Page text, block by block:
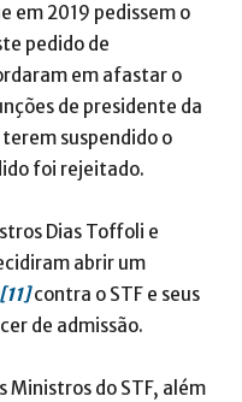
em 2019 pedissem o
pedido de
em afastar o
de presidente da
suspendido o
foi rejeitado.
Dias Toffoli e
abrir um
[11]contra o STF e seus
de admissão.
Ministros do STF, além